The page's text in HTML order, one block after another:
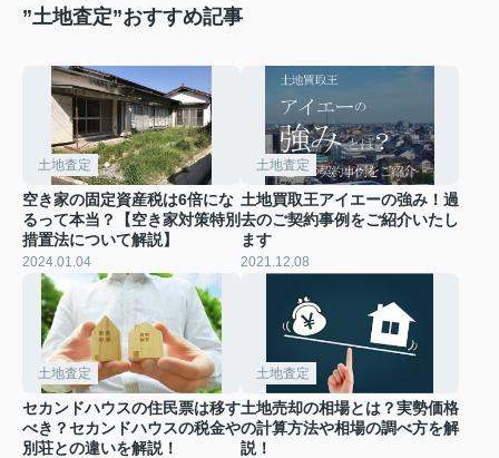
”土地査定”おすすめ記事
土地査定
空き家の固定資産税は6倍にな
るって本当？【空き家対策特別
措置法について解説】
2024.01.04
土地査定
土地買取王アイエーの強み！過
去のご契約事例をご紹介いたし
ます
2021.12.08
土地査定
セカンドハウスの住民票は移す
べき？セカンドハウスの税金や
別荘との違いを解説！
土地査定
土地売却の相場とは？実勢価格
の計算方法や相場の調べ方を解
説！